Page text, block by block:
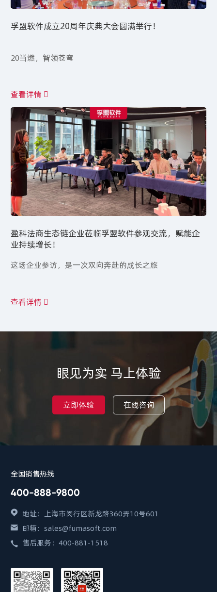
孚盟软件成立20周年庆典大会圆满举行！
20当燃，智领苍穹
查看详情
盈科法商生态链企业莅临孚盟软件参观交流，赋能企
业持续增长！
​这场企业参访，是一次双向奔赴的成长之旅
查看详情
眼见为实 马上体验
立即体验 在线咨询
全国销售热线
400-888-9800
地址：上海市闵行区新龙路360弄10号601
邮箱：sales@fumasoft.com
售后服务：400-881-1518